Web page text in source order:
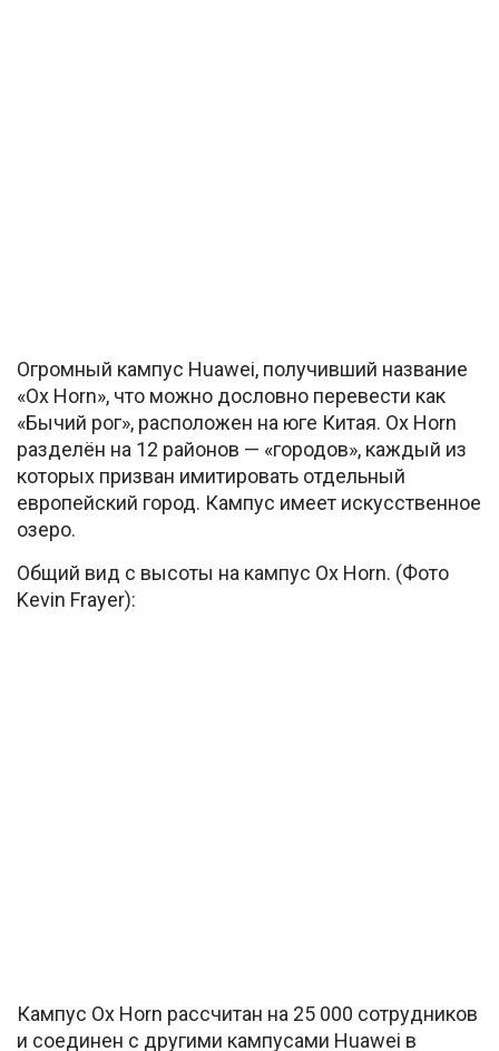
Огромный кампус Huawei, получивший название
«Ox Horn», что можно дословно перевести как
«Бычий рог», расположен на юге Китая. Ox Horn
разделён на 12 районов — «городов», каждый из
которых призван имитировать отдельный
европейский город. Кампус имеет искусственное
озеро.
Общий вид с высоты на кампус Ox Horn. (Фото
Kevin Frayer):
Кампус Ox Horn рассчитан на 25 000 сотрудников
и соединен с другими кампусами Huawei в